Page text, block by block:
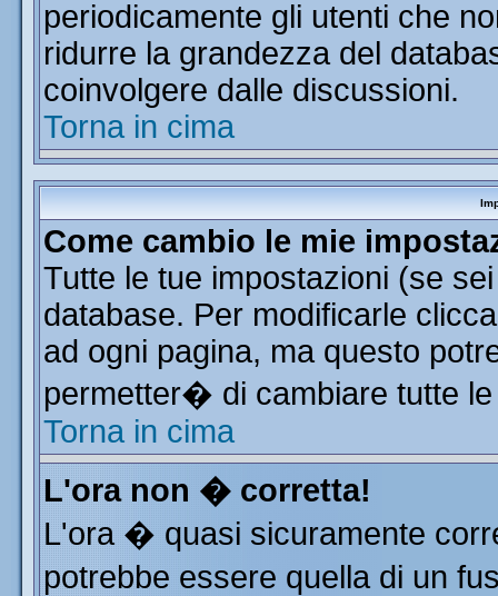
periodicamente gli utenti che
ridurre la grandezza del
coinvolgere dalle discussioni.
Torna in cima
Come cambio le mie
Tutte le tue impostazioni (se
database. Per modificarle
ad ogni pagina, ma questo
permetter� di cambiare tutte
Torna in cima
L'ora non � corretta!
L'ora � quasi sicuramente
potrebbe essere quella di un